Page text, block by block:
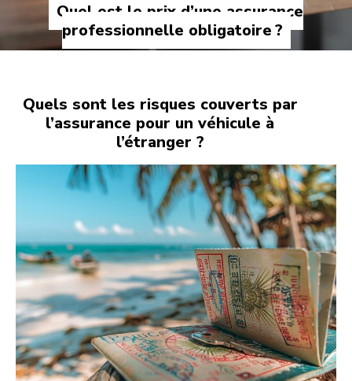
Quel est le prix d’une assurance
professionnelle obligatoire ?
Quels sont les risques couverts par
l’assurance pour un véhicule à
l’étranger ?